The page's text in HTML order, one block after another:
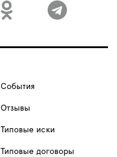
События
Отзывы
Типовые иски
Типовые договоры